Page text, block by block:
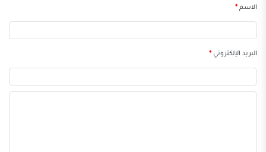
الاسم*
البريد الإلكتروني*